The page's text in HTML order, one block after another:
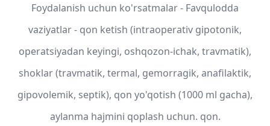
Foydalanish uchun ko'rsatmalar - Favqulodda
vaziyatlar - qon ketish (intraoperativ gipotonik,
operatsiyadan keyingi, oshqozon-ichak, travmatik),
shoklar (travmatik, termal, gemorragik, anafilaktik,
gipovolemik, septik), qon yo'qotish (1000 ml gacha),
aylanma hajmini qoplash uchun. qon.